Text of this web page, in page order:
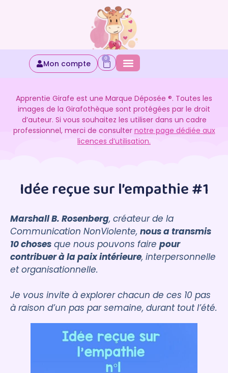
Mon compte
0
Apprentie Girafe est une Marque Déposée ®. Toutes les
images de la Girafothèque sont protégées par le droit
d’auteur. Si vous souhaitez les utiliser dans un cadre
professionnel, merci de consulter notre page dédiée aux
licences d’utilisation.
Idée reçue sur l’empathie #1
Marshall B. Rosenberg, créateur de la
Communication NonViolente, nous a transmis
10 choses que nous pouvons faire pour
contribuer à la paix intérieure, interpersonnelle
et organisationnelle.
Je vous invite à explorer chacun de ces 10 pas
à raison d’un pas par semaine, durant tout l’été.